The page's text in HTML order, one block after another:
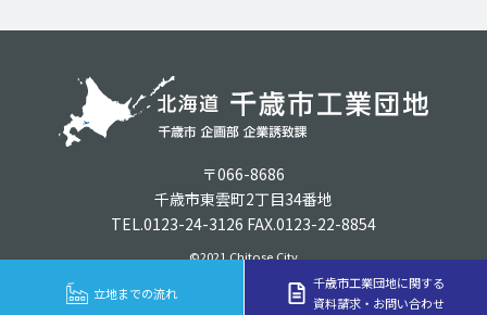
〒066-8686
千歳市東雲町2丁目34番地
TEL.0123-24-3126 FAX.0123-22-8854
©2021 Chitose City
立地までの流れ
千歳市工業団地に関する
資料請求・お問い合わせ